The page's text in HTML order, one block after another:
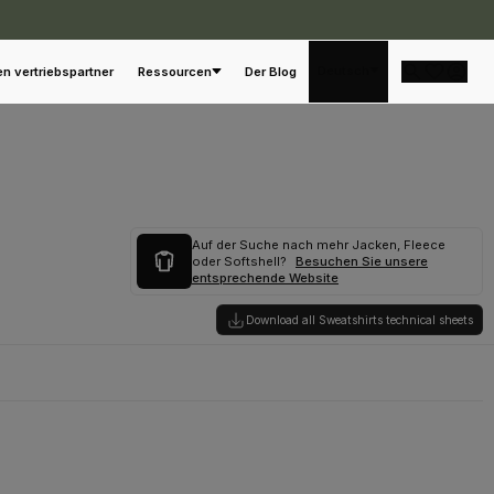
vertriebspartner Ressourcen Der Blog
Auf der Suche nach mehr Jacken, Fleece
oder Softshell?
Besuchen Sie unsere
entsprechende Website
Download all Sweatshirts technical sheets